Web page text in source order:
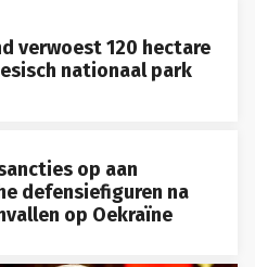
verwoest 120 hectare
nationaal park
op aan
defensiefiguren na
op Oekraïne